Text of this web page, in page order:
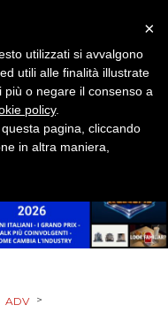
ADV >
×
utilizzati si avvalgono
utili alle finalità illustrate
più o negare il consenso a
policy.
pagina, cliccando
in altra maniera,